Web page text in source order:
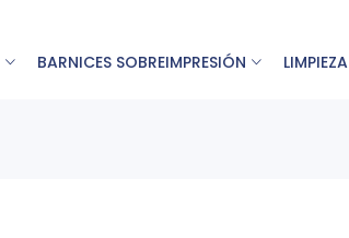
BARNICES SOBREIMPRESIÓN LIMPIEZA